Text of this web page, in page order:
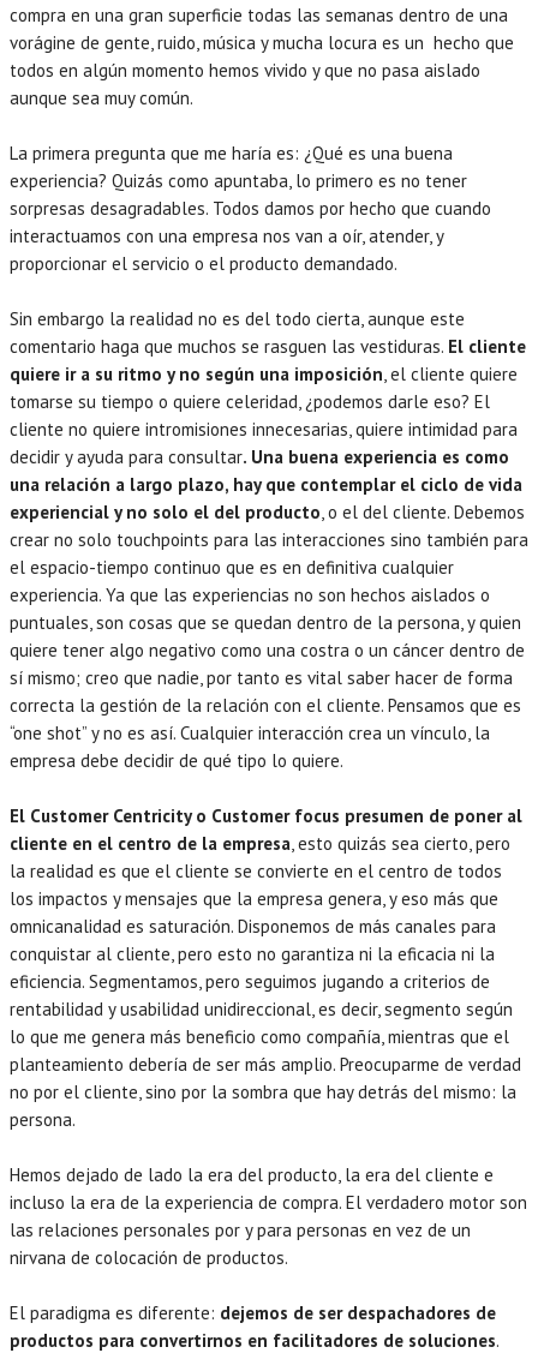
compra en una gran superficie todas las semanas dentro de una
vorágine de gente, ruido, música y mucha locura es un hecho que
todos en algún momento hemos vivido y que no pasa aislado
aunque sea muy común.
La primera pregunta que me haría es: ¿Qué es una buena
experiencia? Quizás como apuntaba, lo primero es no tener
sorpresas desagradables. Todos damos por hecho que cuando
interactuamos con una empresa nos van a oír, atender, y
proporcionar el servicio o el producto demandado.
Sin embargo la realidad no es del todo cierta, aunque este
comentario haga que muchos se rasguen las vestiduras. El cliente
quiere ir a su ritmo y no según una imposición, el cliente quiere
tomarse su tiempo o quiere celeridad, ¿podemos darle eso? El
cliente no quiere intromisiones innecesarias, quiere intimidad para
decidir y ayuda para consultar. Una buena experiencia es como
una relación a largo plazo, hay que contemplar el ciclo de vida
experiencial y no solo el del producto, o el del cliente. Debemos
crear no solo touchpoints para las interacciones sino también para
el espacio-tiempo continuo que es en definitiva cualquier
experiencia. Ya que las experiencias no son hechos aislados o
puntuales, son cosas que se quedan dentro de la persona, y quien
quiere tener algo negativo como una costra o un cáncer dentro de
sí mismo; creo que nadie, por tanto es vital saber hacer de forma
correcta la gestión de la relación con el cliente. Pensamos que es
“one shot” y no es así. Cualquier interacción crea un vínculo, la
empresa debe decidir de qué tipo lo quiere.
El Customer Centricity o Customer focus presumen de poner al
cliente en el centro de la empresa, esto quizás sea cierto, pero
la realidad es que el cliente se convierte en el centro de todos
los impactos y mensajes que la empresa genera, y eso más que
omnicanalidad es saturación. Disponemos de más canales para
conquistar al cliente, pero esto no garantiza ni la eficacia ni la
eficiencia. Segmentamos, pero seguimos jugando a criterios de
rentabilidad y usabilidad unidireccional, es decir, segmento según
lo que me genera más beneficio como compañía, mientras que el
planteamiento debería de ser más amplio. Preocuparme de verdad
no por el cliente, sino por la sombra que hay detrás del mismo: la
persona.
Hemos dejado de lado la era del producto, la era del cliente e
incluso la era de la experiencia de compra. El verdadero motor son
las relaciones personales por y para personas en vez de un
nirvana de colocación de productos.
El paradigma es diferente: dejemos de ser despachadores de
productos para convertirnos en facilitadores de soluciones.